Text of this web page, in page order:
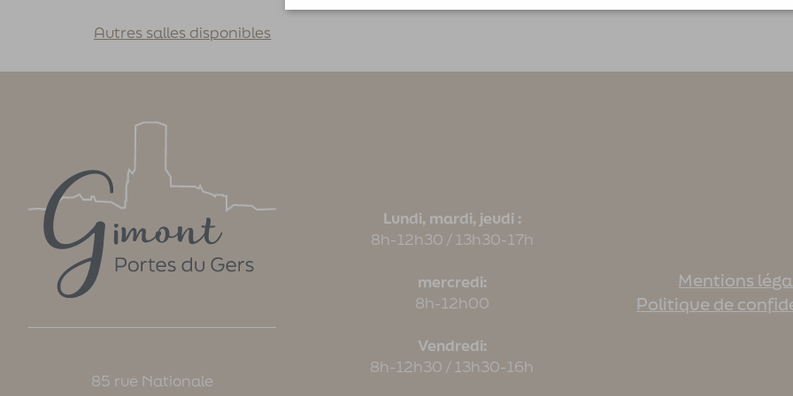
Autres salles disponibles
85 rue Nationale
Lundi, mardi, jeudi :
8h-12h30 / 13h30-17h
mercredi:
8h-12h00
Vendredi:
8h-12h30 / 13h30-16h
Mentions
Politique de